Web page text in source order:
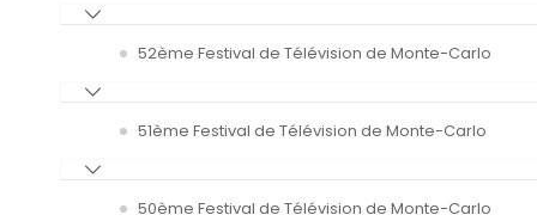
52ème Festival de Télévision de Monte-Carlo
51ème Festival de Télévision de Monte-Carlo
50ème Festival de Télévision de Monte-Carlo